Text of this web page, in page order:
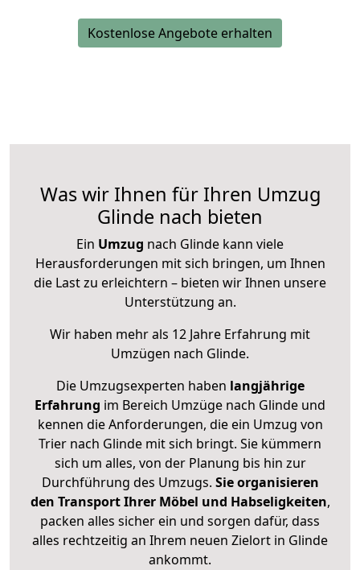
Kostenlose Angebote erhalten
Was wir Ihnen für Ihren Umzug
Glinde nach bieten
Ein Umzug nach Glinde kann viele
Herausforderungen mit sich bringen, um Ihnen
die Last zu erleichtern – bieten wir Ihnen unsere
Unterstützung an.
Wir haben mehr als 12 Jahre Erfahrung mit
Umzügen nach Glinde.
Die Umzugsexperten haben langjährige
Erfahrung im Bereich Umzüge nach Glinde und
kennen die Anforderungen, die ein Umzug von
Trier nach Glinde mit sich bringt. Sie kümmern
sich um alles, von der Planung bis hin zur
Durchführung des Umzugs. Sie organisieren
den Transport Ihrer Möbel und Habseligkeiten,
packen alles sicher ein und sorgen dafür, dass
alles rechtzeitig an Ihrem neuen Zielort in Glinde
ankommt.